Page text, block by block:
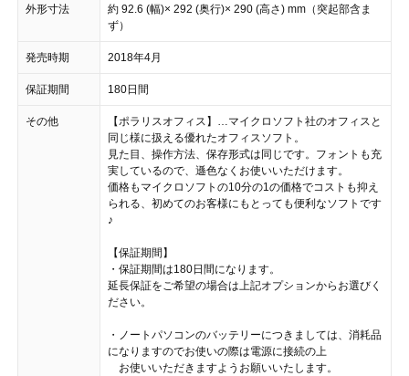
外形寸法
約 92.6 (幅)× 292 (奥行)× 290 (高さ) mm（突起部含ま
ず）
発売時期 2018年4月
保証期間 180日間
その他
【ポラリスオフィス】…マイクロソフト社のオフィスと
同じ様に扱える優れたオフィスソフト。
見た目、操作方法、保存形式は同じです。フォントも充
実しているので、遜色なくお使いいただけます。
価格もマイクロソフトの10分の1の価格でコストも抑え
られる、初めてのお客様にもとっても便利なソフトです
♪
【保証期間】
・保証期間は180日間になります。
延長保証をご希望の場合は上記オプションからお選びく
ださい。
・ノートパソコンのバッテリーにつきましては、消耗品
になりますのでお使いの際は電源に接続の上
お使いいただきますようお願いいたします。